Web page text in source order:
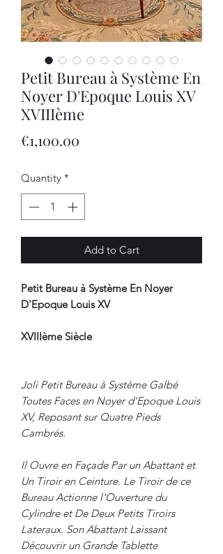
Petit Bureau à Système En
Noyer D'Epoque Louis XV
XVIIIème
€1,100.00
Quantity *
Add to Cart
Petit Bureau à Système En Noyer
D'Epoque Louis XV
XVIIIème Siècle
Joli Petit Bureau à Système Galbé
Toutes Faces en Noyer d'Epoque Louis
XV, Reposant sur Quatre Pieds
Cambrés.
Il Ouvre en Façade Par un Abattant et
Un Tiroir en Ceinture. Le Tiroir de ce
Bureau Actionne l'Ouverture du
Cylindre et De Deux Petits Tiroirs
Lateraux. Son Abattant Laissant
Découvrir un Grande Tablette